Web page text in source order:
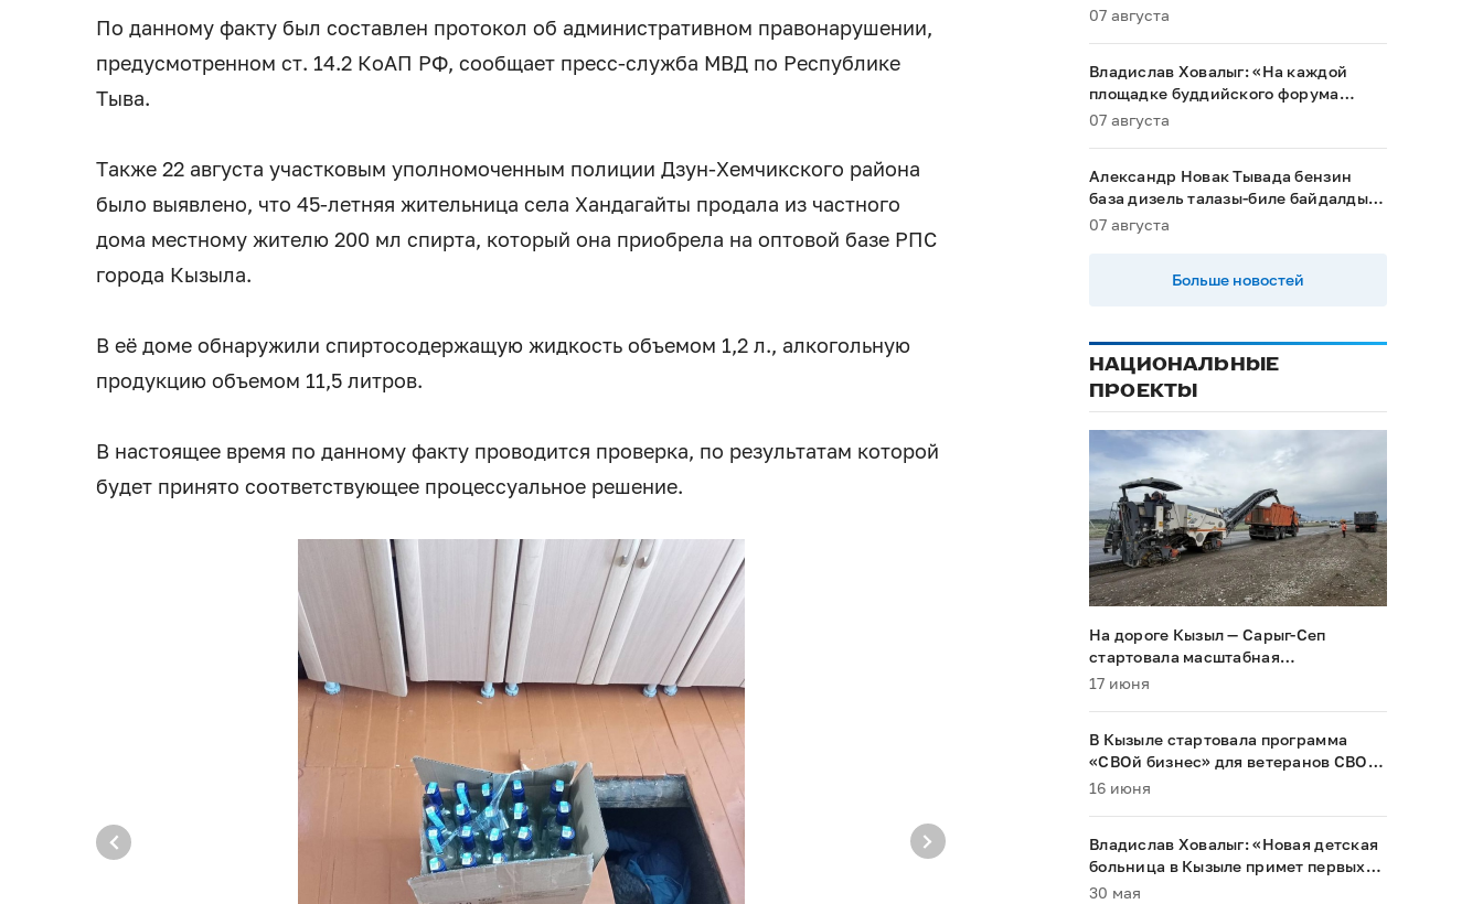
По данному факту был составлен протокол об административном правонарушении,
предусмотренном ст. 14.2 КоАП РФ, сообщает пресс-служба МВД по Республике
Тыва.
Также 22 августа участковым уполномоченным полиции Дзун-Хемчикского района
было выявлено, что 45-летняя жительница села Хандагайты продала из частного
дома местному жителю 200 мл спирта, который она приобрела на оптовой базе РПС
города Кызыла.
В её доме обнаружили спиртосодержащую жидкость объемом 1,2 л., алкогольную
продукцию объемом 11,5 литров.
В настоящее время по данному факту проводится проверка, по результатам которой
будет принято соответствующее процессуальное решение.
мошенничеств
07 августа
Владислав Ховалыг: «На каждой
площадке буддийского форума
будет обеспечен строгий контроль
07 августа
Александр Новак Тывада бензин
база дизель талазы-биле байдалды
хыналдада алган
07 августа
Больше новостей
НАЦИОНАЛЬНЫЕ
ПРОЕКТЫ
На дороге Кызыл — Сарыг-Сеп
стартовала масштабная
реконструкция
17 июня
В Кызыле стартовала программа
«СВОй бизнес» для ветеранов СВО и
их семей
16 июня
Владислав Ховалыг: «Новая детская
больница в Кызыле примет первых
пациентов в 2028 году»
30 мая